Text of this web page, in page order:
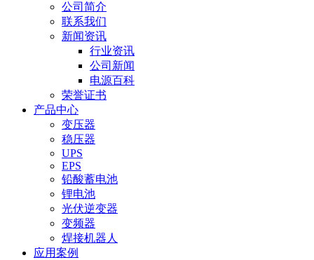
公司简介
联系我们
新闻资讯
行业资讯
公司新闻
电源百科
荣誉证书
产品中心
变压器
稳压器
UPS
EPS
铅酸蓄电池
锂电池
光伏逆变器
变频器
焊接机器人
应用案例